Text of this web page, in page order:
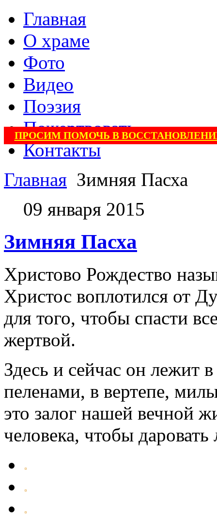
Главная
О храме
Фото
Видео
Поэзия
Пожертвовать
Контакты
ПРОСИМ ПОМОЧЬ В
Главная Зимняя Пасха
09 января 2015
Зимняя Пасха
Христово Рождество
Христос воплотился от
для того, чтобы спасти
жертвой.
Здесь и сейчас он лежит
пеленами, в вертепе,
это залог нашей вечной
человека, чтобы